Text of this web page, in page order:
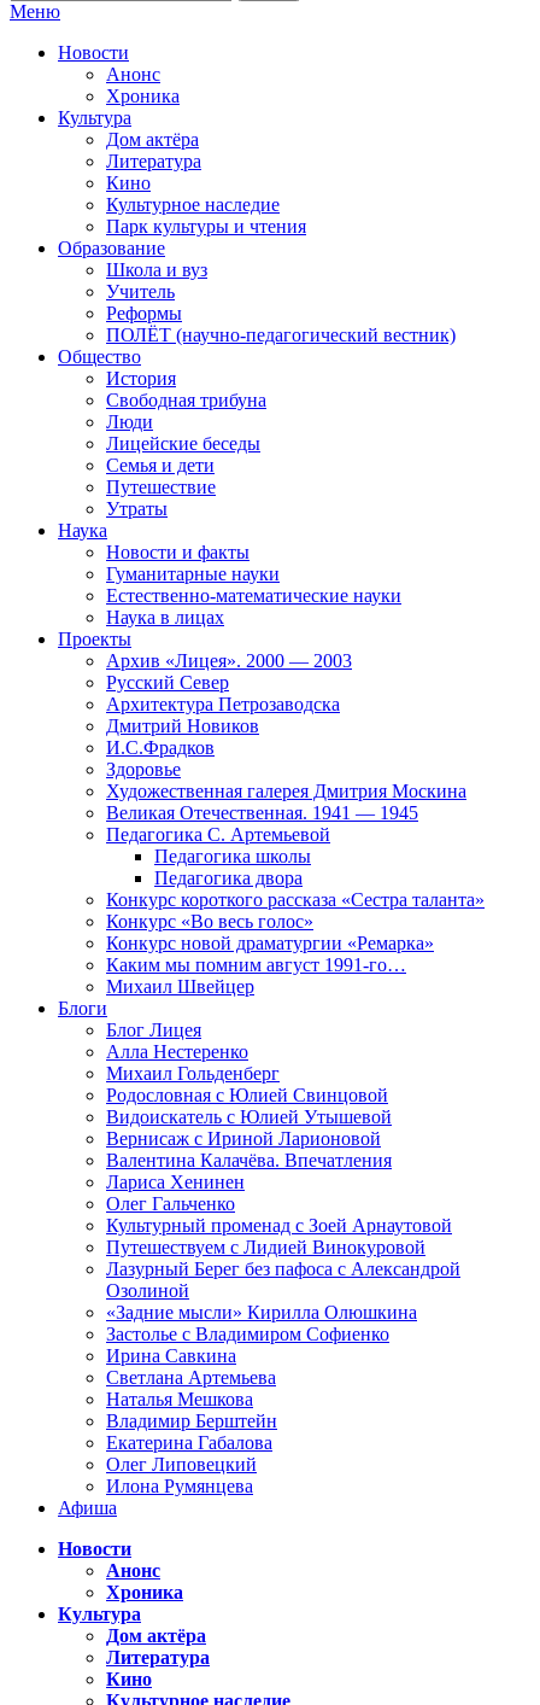
Меню
Новости
Анонс
Хроника
Культура
Дом актёра
Литература
Кино
Культурное наследие
Парк культуры и чтения
Образование
Школа и вуз
Учитель
Реформы
ПОЛЁТ (научно-педагогический вестник)
Общество
История
Свободная трибуна
Люди
Лицейские беседы
Семья и дети
Путешествие
Утраты
Наука
Новости и факты
Гуманитарные науки
Естественно-математические науки
Наука в лицах
Проекты
Архив «Лицея». 2000 — 2003
Русский Север
Архитектура Петрозаводска
Дмитрий Новиков
И.С.Фрадков
Здоровье
Художественная галерея Дмитрия Москина
Великая Отечественная. 1941 — 1945
Педагогика С. Артемьевой
Педагогика школы
Педагогика двора
Конкурс короткого рассказа «Сестра таланта»
Конкурс «Во весь голос»
Конкурс новой драматургии «Ремарка»
Каким мы помним август 1991-го…
Михаил Швейцер
Блоги
Блог Лицея
Алла Нестеренко
Михаил Гольденберг
Родословная с Юлией Свинцовой
Видоискатель с Юлией Утышевой
Вернисаж с Ириной Ларионовой
Валентина Калачёва. Впечатления
Лариса Хенинен
Олег Гальченко
Культурный променад с Зоей Арнаутовой
Путешествуем с Лидией Винокуровой
Лазурный Берег без пафоса с Александрой
Озолиной
«Задние мысли» Кирилла Олюшкина
Застолье с Владимиром Софиенко
Ирина Савкина
Светлана Артемьева
Наталья Мешкова
Владимир Берштейн
Екатерина Габалова
Олег Липовецкий
Илона Румянцева
Афиша
Новости
Анонс
Хроника
Культура
Дом актёра
Литература
Кино